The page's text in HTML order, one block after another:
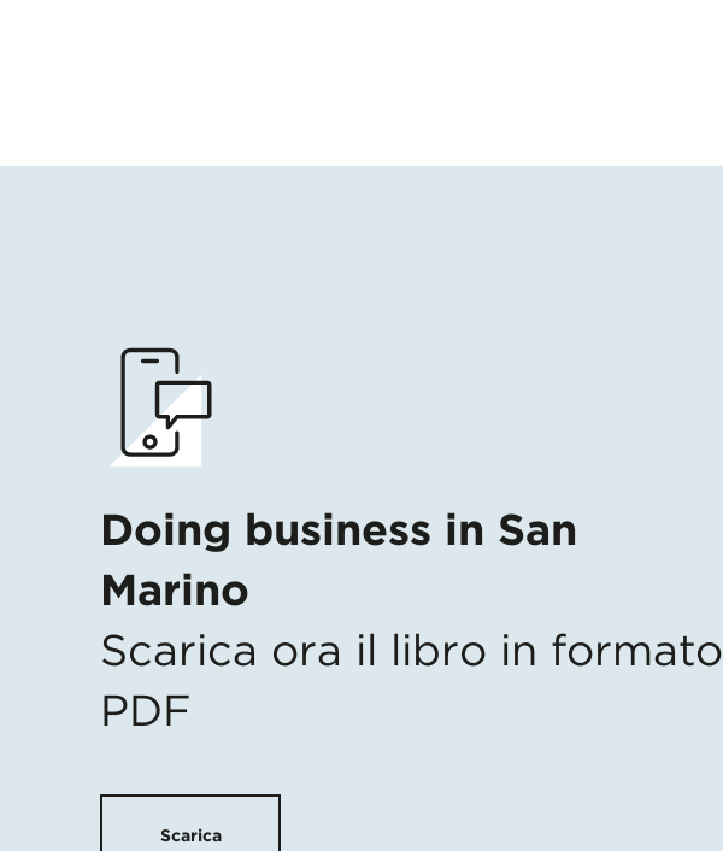
Doing business in San
Marino
Scarica ora il libro in formato
PDF
Scarica